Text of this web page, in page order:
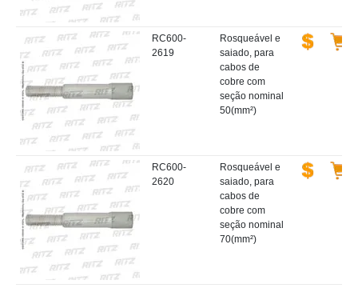
RC600-
2619
Rosqueável e
saiado, para
cabos de
cobre com
seção nominal
50(mm²)
RC600-
2620
Rosqueável e
saiado, para
cabos de
cobre com
seção nominal
70(mm²)